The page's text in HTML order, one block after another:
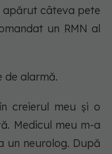
apărut câteva pete
un RMN al
de alarmă.
creierul meu și o
Medicul meu m-a
un neurolog. După